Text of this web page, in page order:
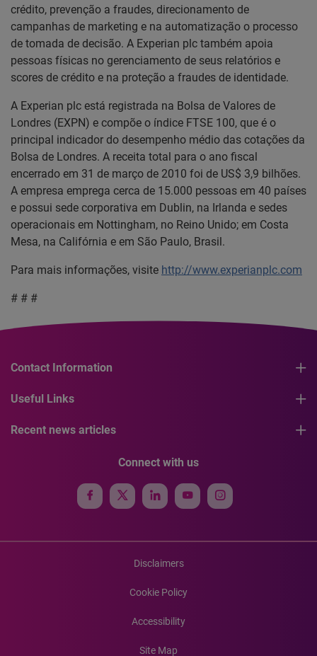
crédito, prevenção a fraudes, direcionamento de
campanhas de marketing e na automatização o processo
de tomada de decisão. A Experian plc também apoia
pessoas físicas no gerenciamento de seus relatórios e
scores de crédito e na proteção a fraudes de identidade.
A Experian plc está registrada na Bolsa de Valores de
Londres (EXPN) e compõe o índice FTSE 100, que é o
principal indicador do desempenho médio das cotações da
Bolsa de Londres. A receita total para o ano fiscal
encerrado em 31 de março de 2010 foi de US$ 3,9 bilhões.
A empresa emprega cerca de 15.000 pessoas em 40 países
e possui sede corporativa em Dublin, na Irlanda e sedes
operacionais em Nottingham, no Reino Unido; em Costa
Mesa, na Califórnia e em São Paulo, Brasil.
Para mais informações, visite http://www.experianplc.com
# # #
Contact Information
Useful Links
Recent news articles
Connect with us
Disclaimers
Cookie Policy
Accessibility
Site Map